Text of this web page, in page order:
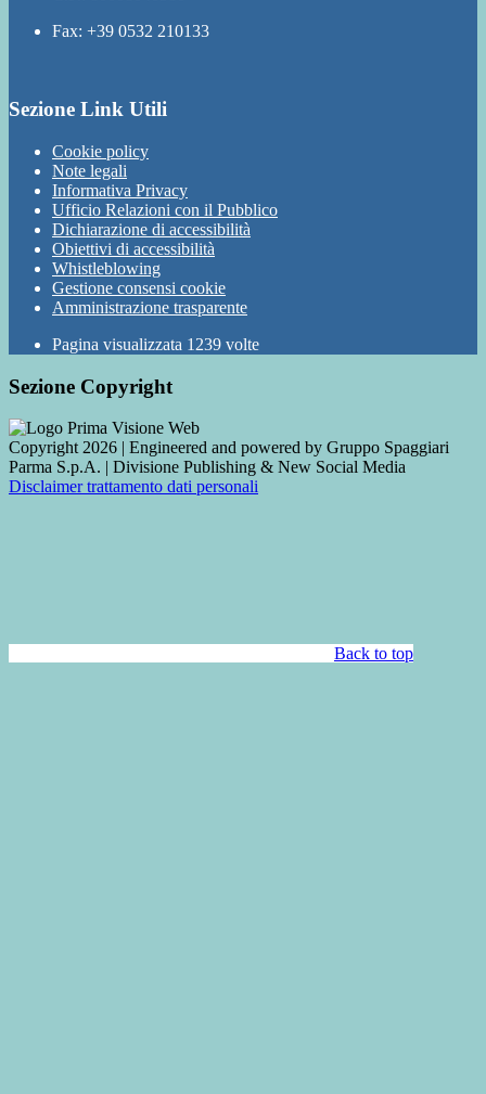
Fax: +39 0532 210133
Sezione Link Utili
Cookie policy
Note legali
Informativa Privacy
Ufficio Relazioni con il Pubblico
Dichiarazione di accessibilità
Obiettivi di accessibilità
Whistleblowing
Gestione consensi cookie
Amministrazione trasparente
Pagina visualizzata 1239 volte
Sezione Copyright
Copyright 2026 | Engineered and powered by Gruppo Spaggiari
Parma S.p.A. | Divisione Publishing & New Social Media
Disclaimer trattamento dati personali
Back to top